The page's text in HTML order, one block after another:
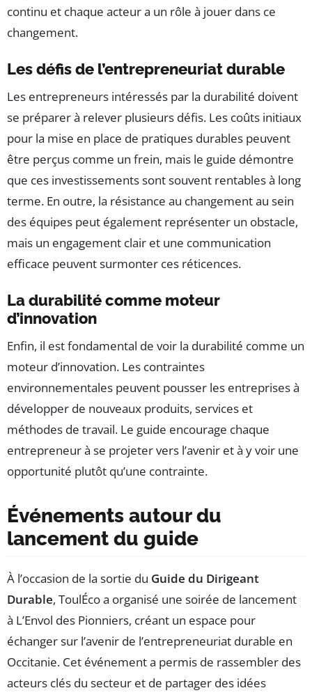
continu et chaque acteur a un rôle à jouer dans ce
changement.
Les défis de l’entrepreneuriat durable
Les entrepreneurs intéressés par la durabilité doivent
se préparer à relever plusieurs défis. Les coûts initiaux
pour la mise en place de pratiques durables peuvent
être perçus comme un frein, mais le guide démontre
que ces investissements sont souvent rentables à long
terme. En outre, la résistance au changement au sein
des équipes peut également représenter un obstacle,
mais un engagement clair et une communication
efficace peuvent surmonter ces réticences.
La durabilité comme moteur
d’innovation
Enfin, il est fondamental de voir la durabilité comme un
moteur d’innovation. Les contraintes
environnementales peuvent pousser les entreprises à
développer de nouveaux produits, services et
méthodes de travail. Le guide encourage chaque
entrepreneur à se projeter vers l’avenir et à y voir une
opportunité plutôt qu’une contrainte.
Événements autour du
lancement du guide
À l’occasion de la sortie du Guide du Dirigeant
Durable, ToulÉco a organisé une soirée de lancement
à L’Envol des Pionniers, créant un espace pour
échanger sur l’avenir de l’entrepreneuriat durable en
Occitanie. Cet événement a permis de rassembler des
acteurs clés du secteur et de partager des idées